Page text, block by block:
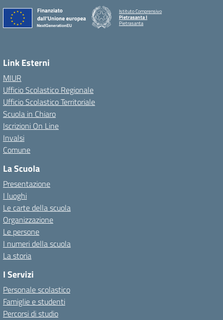
Istituto Comprensivo
Pietrasanta I
Pietrasanta
Link Esterni
MIUR
Ufficio Scolastico Regionale
Ufficio Scolastico Territoriale
Scuola in Chiaro
Iscrizioni On Line
Invalsi
Comune
La Scuola
Presentazione
I luoghi
Le carte della scuola
Organizzazione
Le persone
I numeri della scuola
La storia
I Servizi
Personale scolastico
Famiglie e studenti
Percorsi di studio